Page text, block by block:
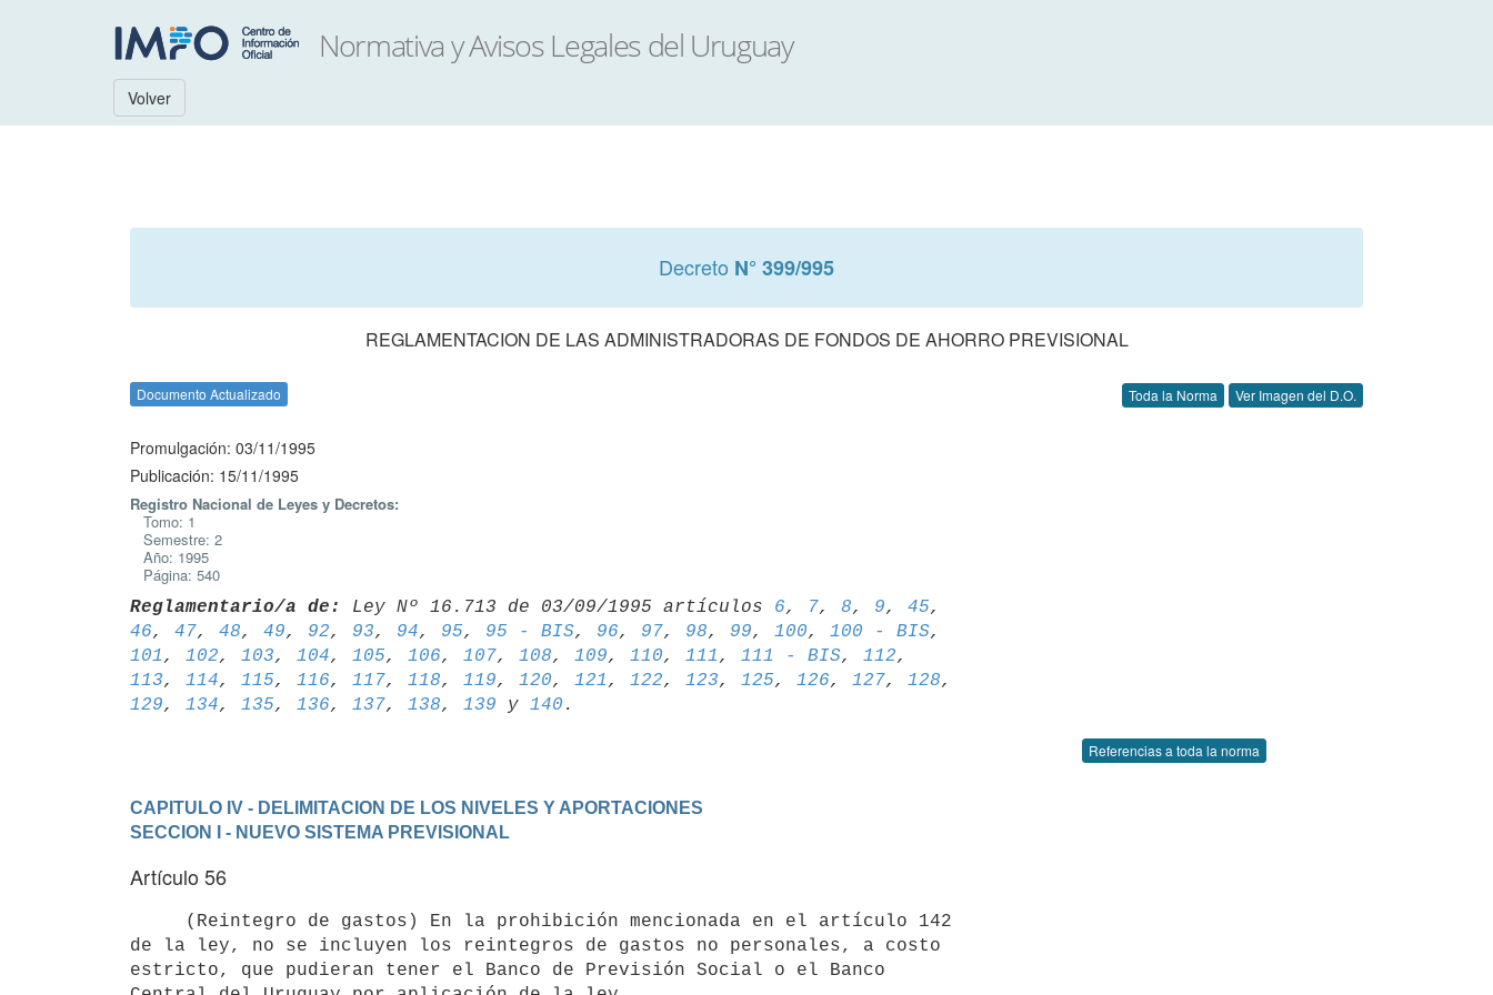
Volver
Decreto N° 399/995
REGLAMENTACION DE LAS ADMINISTRADORAS DE FONDOS DE AHORRO PREVISIONAL
Documento Actualizado Toda la Norma Ver Imagen del D.O.
Promulgación: 03/11/1995
Publicación: 15/11/1995
Registro Nacional de Leyes y Decretos:
Tomo: 1
Semestre: 2
Año: 1995
Página: 540
Reglamentario/a de: Ley Nº 16.713 de 03/09/1995 artículos 6, 7, 8, 9, 45
46, 47, 48, 49, 92, 93, 94, 95, 95 - BIS, 96, 97, 98, 99, 100, 100 - BIS
101 , 102, 103, 104, 105, 106, 107, 108, 109, 110, 111 , 111 - BIS, 112,
113, 114, 115, 116, 117, 118, 119, 120, 121 , 122, 123, 125, 126, 127, 128
129, 134, 135, 136, 137, 138, 139 y 140
Referencias a toda la norma
CAPITULO IV - DELIMITACION DE LOS NIVELES Y APORTACIONES
SECCION I - NUEVO SISTEMA PREVISIONAL
Artículo 56
de la ley, no se incluyen los reintegros de gastos no personales, a costo
estricto, que pudieran tener el Banco de Previsión Social o el Banco